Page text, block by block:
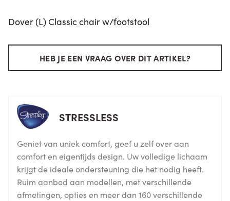
Dover (L) Classic chair w/footstool
HEB JE EEN VRAAG OVER DIT ARTIKEL?
STRESSLESS
Geniet van uniek comfort, geef u zelf over aan
comfort en eigentijds design. Uw volledige lichaam
krijgt de ideale ondersteuning die het nodig heeft.
Ruim aanbod aan modellen, met verschillende
afmetingen, opties en meer dan 160 verschillende